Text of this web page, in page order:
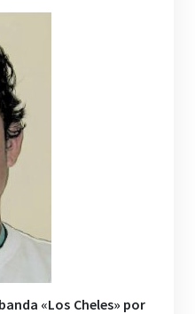
«Los Cheles» por